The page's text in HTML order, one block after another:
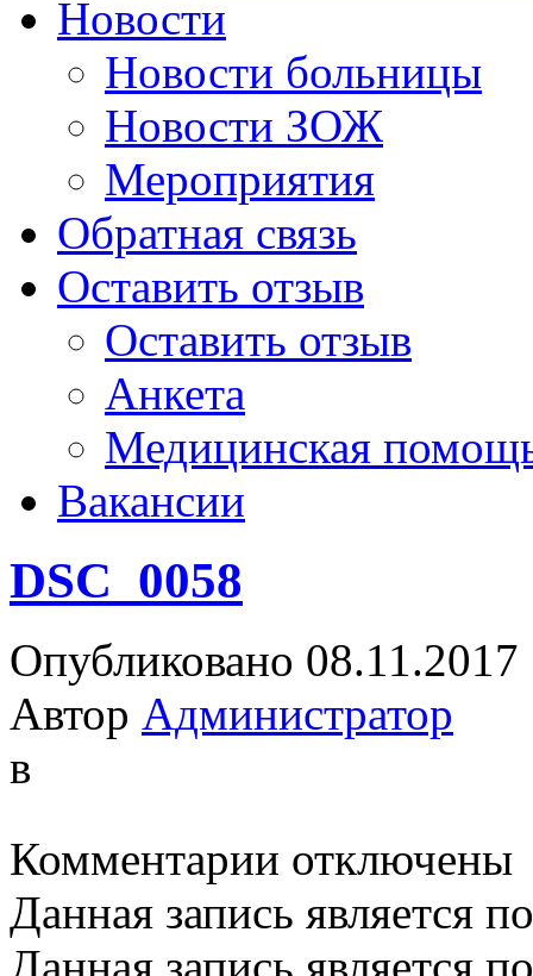
Новости
Новости больницы
Новости ЗОЖ
Мероприятия
Обратная связь
Оставить отзыв
Оставить отзыв
Анкета
Медицинская
Вакансии
DSC_0058
Опубликовано 08.11.2017
Автор Администратор
в
Комментарии записи
отключены
Данная запись является
Данная запись является